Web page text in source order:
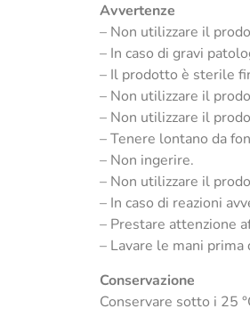
Avvertenze
– Non utilizzare il
– In caso di gravi
– Il prodotto è sterile
– Non utilizzare il
– Non utilizzare il
– Tenere lontano da
– Non ingerire.
– Non utilizzare il
– In caso di reazioni
– Prestare attenzione
– Lavare le mani
Conservazione
Conservare sotto i 25